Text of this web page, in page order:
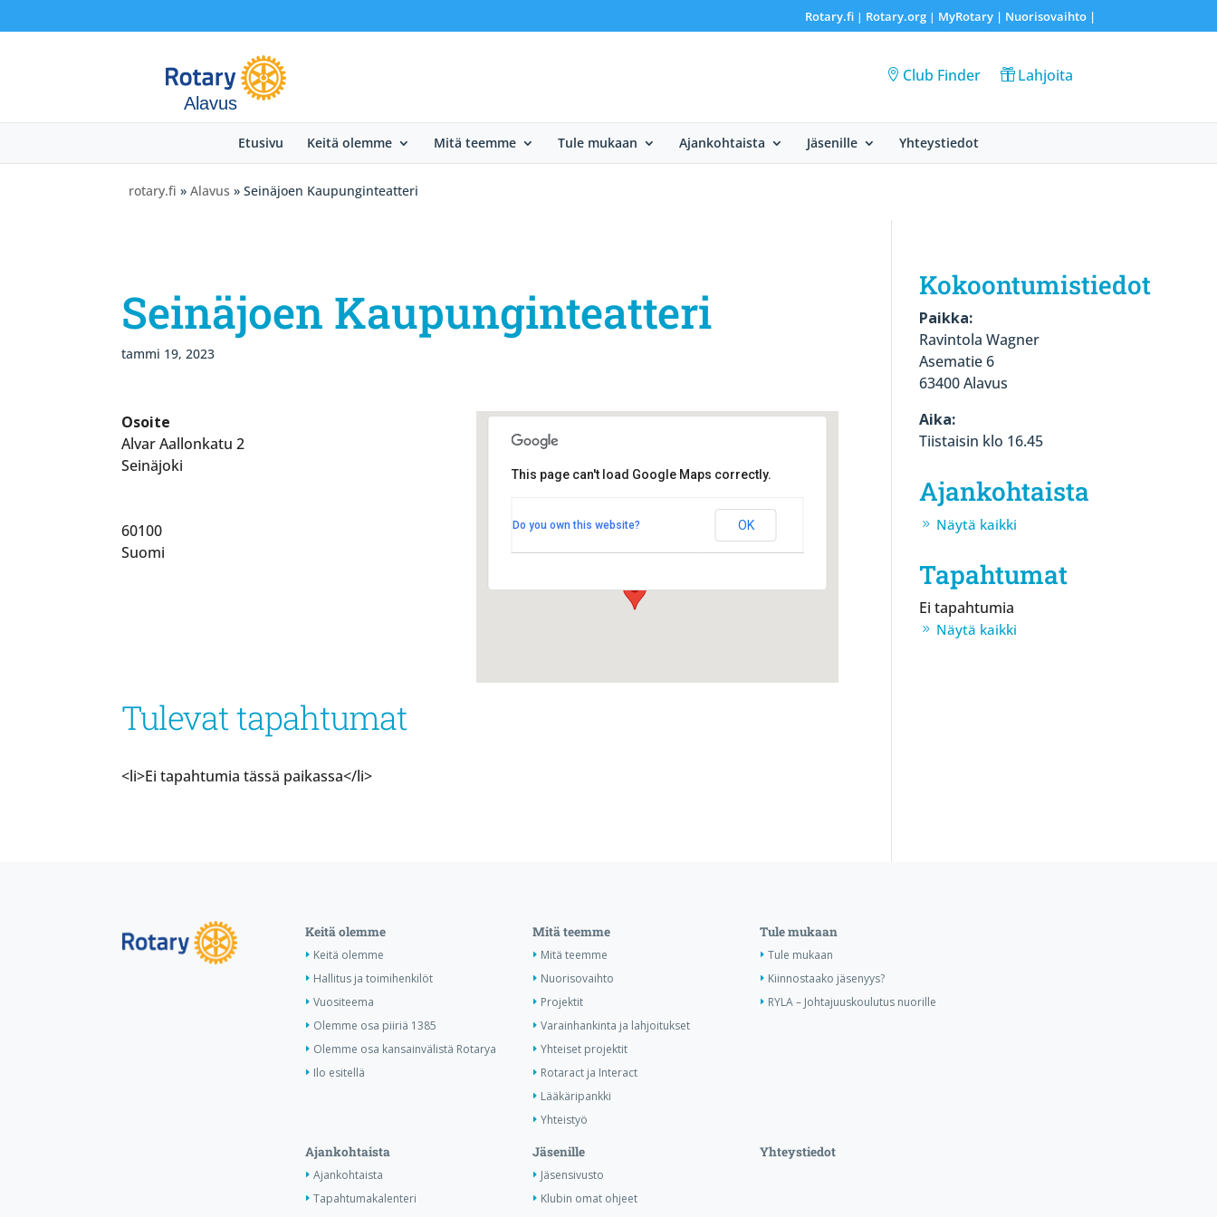
Rotary.fi| Rotary.org| MyRotary | Nuorisovaihto|
Alavus
Club Finder Lahjoita
Etusivu Keitä olemme Mitä teemme Tule mukaan Ajankohtaista Jäsenille Yhteystiedot
rotary.fi » Alavus » Seinäjoen Kaupunginteatteri
Seinäjoen Kaupunginteatteri
tammi 19, 2023
Alvar Aallonkatu 2 - Seinäjoki
This page can't load Google Maps correctly.
Do you own this website? OK
Osoite
Alvar Aallonkatu 2
Seinäjoki
60100
Suomi
Tulevat tapahtumat
<li>Ei tapahtumia tässä paikassa</li>
Kokoontumistiedot
Paikka:
Ravintola Wagner
Asematie 6
63400 Alavus
Aika:
Tiistaisin klo 16.45
Ajankohtaista
Näytä kaikki
Tapahtumat
Ei tapahtumia
Näytä kaikki
Keitä olemme
Keitä olemme
Hallitus ja toimihenkilöt
Vuositeema
Olemme osa piiriä 1385
Olemme osa kansainvälistä Rotarya
Ilo esitellä
Mitä teemme
Mitä teemme
Nuorisovaihto
Projektit
Varainhankinta ja lahjoitukset
Yhteiset projektit
Rotaract ja Interact
Lääkäripankki
Yhteistyö
Tule mukaan
Tule mukaan
Kiinnostaako jäsenyys?
RYLA – Johtajuuskoulutus nuorille
Ajankohtaista
Ajankohtaista
Tapahtumakalenteri
Jäsenille
Jäsensivusto
Klubin omat ohjeet
Yhteystiedot